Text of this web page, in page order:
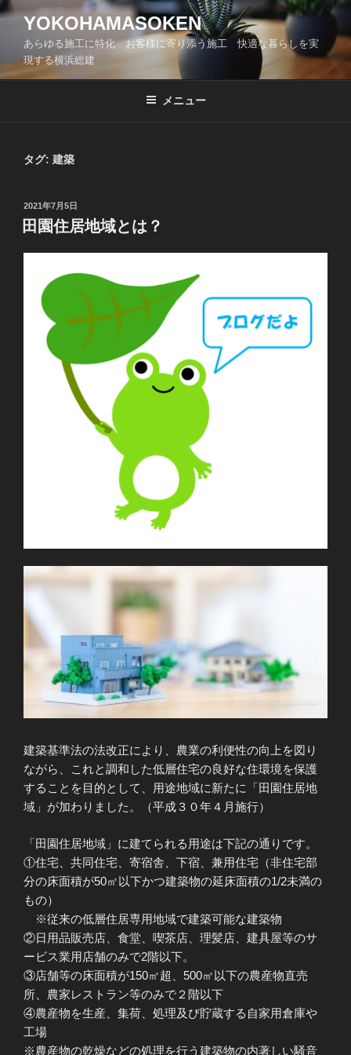
コ
ン
ツ
YOKOHAMASOKEN
あらゆる施工に特化 お客様に寄り添う施工 快適な暮らしを実
現する横浜総建
メニュー
タグ: 建築
投
稿
日:
2021年7月5日
田園住居地域とは？
建築基準法の法改正により、農業の利便性の向上を図り
ながら、これと調和した低層住宅の良好な住環境を保護
することを目的として、用途地域に新たに「田園住居地
域」が加わりました。（平成３０年４月施行）
「田園住居地域」に建てられる用途は下記の通りです。
①住宅、共同住宅、寄宿舎、下宿、兼用住宅（非住宅部
分の床面積が50㎡以下かつ建築物の延床面積の1/2未満の
もの）
※従来の低層住居専用地域で建築可能な建築物
②日用品販売店、食堂、喫茶店、理髪店、建具屋等のサ
ービス業用店舗のみで2階以下。
③店舗等の床面積が150㎡超、500㎡以下の農産物直売
所、農家レストラン等のみで２階以下
④農産物を生産、集荷、処理及び貯蔵する自家用倉庫や
工場
※農産物の乾燥などの処理を行う建築物の内著しい騒音